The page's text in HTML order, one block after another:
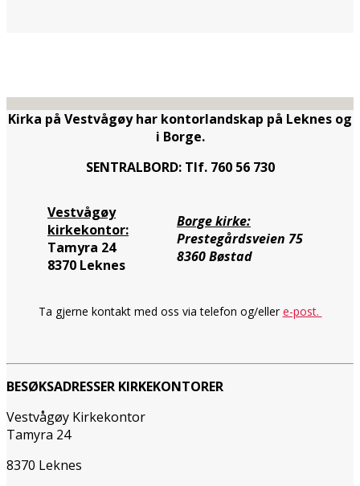
Kirka på Vestvågøy har kontorlandskap på Leknes og
i Borge.
SENTRALBORD: Tlf. 760 56 730
Vestvågøy
kirkekontor:
Tamyra 24
8370 Leknes
Borge kirke:
Prestegårdsveien 75
8360 Bøstad
Ta gjerne kontakt med oss via telefon og/ellere-post.
BESØKSADRESSER KIRKEKONTORER
Vestvågøy Kirkekontor
Tamyra 24
8370 Leknes